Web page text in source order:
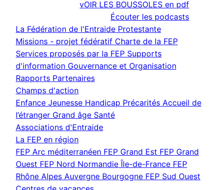
vOIR LES BOUSSOLES en pdf
Écouter les podcasts
La Fédération de l'Entraide Protestante
Missions - projet fédératif Charte de la FEP
Services proposés par la FEP Supports
d'information Gouvernance et Organisation
Rapports Partenaires
Champs d'action
Enfance Jeunesse Handicap Précarités Accueil de
l’étranger Grand âge Santé
Associations d'Entraide
La FEP en région
FEP Arc méditerranéen FEP Grand Est FEP Grand
Ouest FEP Nord Normandie Île-de-France FEP
Rhône Alpes Auvergne Bourgogne FEP Sud Ouest